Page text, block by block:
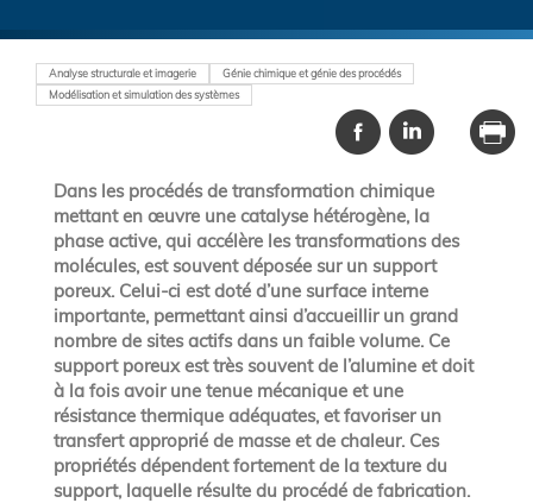
Analyse structurale et imagerie
Génie chimique et génie des procédés
Modélisation et simulation des systèmes
Dans les procédés de transformation chimique
mettant en œuvre une catalyse hétérogène, la
phase active, qui accélère les transformations des
molécules, est souvent déposée sur un support
poreux. Celui-ci est doté d’une surface interne
importante, permettant ainsi d’accueillir un grand
nombre de sites actifs dans un faible volume. Ce
support poreux est très souvent de l’alumine et doit
à la fois avoir une tenue mécanique et une
résistance thermique adéquates, et favoriser un
transfert approprié de masse et de chaleur. Ces
propriétés dépendent fortement de la texture du
support, laquelle résulte du procédé de fabrication.